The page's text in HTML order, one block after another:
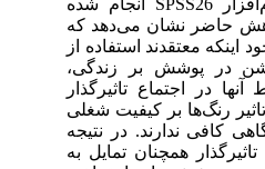
داده‌های کمی با نرم‌افزار SPSS26 انجام شده
نشان می‌دهد که
استفاده از
بر زندگی،
تاثیرگذار
بر کیفیت شغلی
در نتیجه
همچنان تمایل به